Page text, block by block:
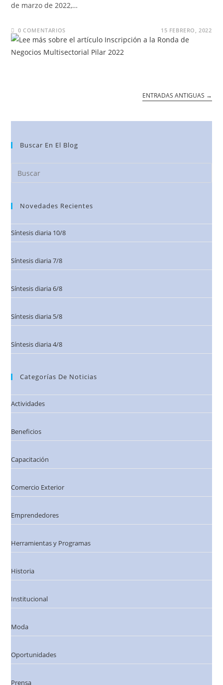
de marzo de 2022,…
0 COMENTARIOS 15 FEBRERO, 2022
ENTRADAS ANTIGUAS →
Buscar En El Blog
Novedades Recientes
Síntesis diaria 10/8
Síntesis diaria 7/8
Síntesis diaria 6/8
Síntesis diaria 5/8
Síntesis diaria 4/8
Categorías De Noticias
Actividades
Beneficios
Capacitación
Comercio Exterior
Emprendedores
Herramientas y Programas
Historia
Institucional
Moda
Oportunidades
Prensa